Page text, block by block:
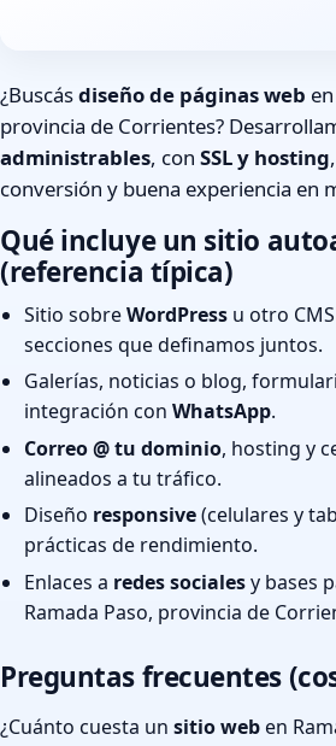
¿Buscásdiseño de páginas web
provincia de Corrientes?
administrables, con SSL y hosting
conversión y buena experiencia en
Qué incluye un sitio
(referencia típica)
Sitio sobreWordPress u otro
secciones que definamos juntos.
Galerías, noticias o blog,
integración con WhatsApp.
Correo @ tu dominio, hosting y
alineados a tu tráfico.
Diseño responsive(celulares y
prácticas de rendimiento.
Enlaces a redes socialesy bases
Ramada Paso, provincia de
Preguntas frecuentes
¿Cuánto cuesta un sitio weben